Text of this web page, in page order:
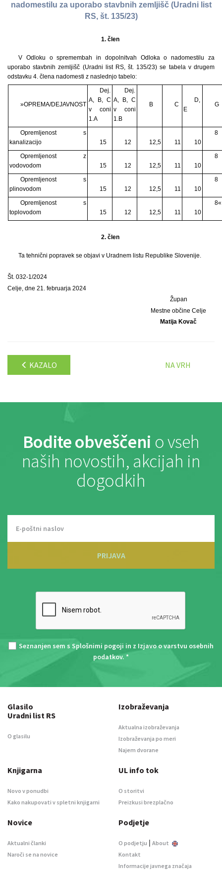
nadomestilu za uporabo stavbnih zemljišč (Uradni list
RS, št. 135/23)
1. člen
V Odloku o spremembah in dopolnitvah Odloka o nadomestilu za
uporabo stavbnih zemljišč (Uradni list RS, št. 135/23) se tabela v drugem
odstavku 4. člena nadomesti z naslednjo tabelo:
»OPREMA/DEJAVNOST
Dej.
A, B, C
v coni
1.A
Dej.
A, B, C
v coni
1.B
B C
D,
E
G
Opremljenost s
kanalizacijo
15 12 12,5 11 10
8
Opremljenost z
vodovodom
15 12 12,5 11 10
8
Opremljenost s
plinovodom
15 12 12,5 11 10
8
Opremljenost s
toplovodom
15 12 12,5 11 10
8«
2. člen
Ta tehnični popravek se objavi v Uradnem listu Republike Slovenije.
Št. 032-1/2024
Celje, dne 21. februarja 2024
Župan
Mestne občine Celje
Matija Kovač
KAZALO NA VRH
Bodite obveščeni o vseh
naših novostih, akcijah in
dogodkih
PRIJAVA
Seznanjen sem s Splošnimi pogoji in z Izjavo o varstvu osebnih
podatkov. *
Glasilo
Uradni list RS
O glasilu
Izobraževanja
Aktualna izobraževanja
Izobraževanja po meri
Najem dvorane
Knjigarna
Novo v ponudbi
Kako nakupovati v spletni knjigarni
UL info tok
O storitvi
Preizkusi brezplačno
Novice
Aktualni članki
Naroči se na novice
Podjetje
O podjetju | About
Kontakt
Informacije javnega značaja